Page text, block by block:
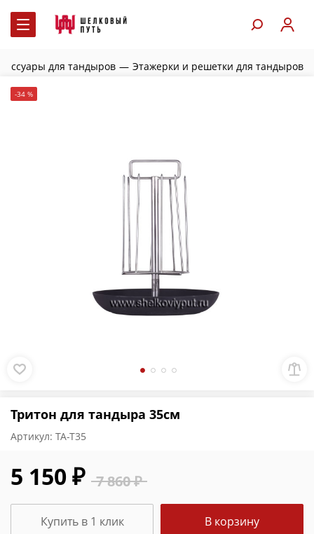
для тандыров — Этажерки и решетки для тандыров
-34 %
Тритон для тандыра 35см
Артикул: ТА-Т35
7 860 ₽
5 150 ₽
В корзину
Купить в 1 клик